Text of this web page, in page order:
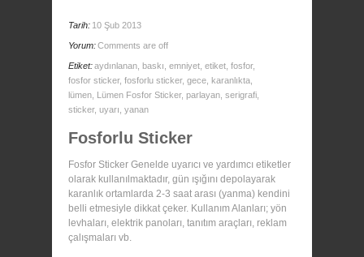
Tarih: 10 Şub 2013
Yorum:Comments are off
Etiket:aydınlanan baskı emniyet etiket fosfor,
fosfor sticker, fosforlu sticker, gece karanlıkta
lümen Lümen Fosfor Sticker, parlayan serigrafi
sticker, uyarı yanan
Fosforlu Sticker
Fosfor Sticker Genelde uyarıcı ve yardımcı etiketler
olarak kullanılmaktadır, gün ışığını depolayarak
karanlık ortamlarda 2-3 saat arası (yanma) kendini
belli etmesiyle dikkat çeker. Kullanım Alanları; yön
levhaları, elektrik panoları, tanıtım araçları, reklam
çalışmaları vb.